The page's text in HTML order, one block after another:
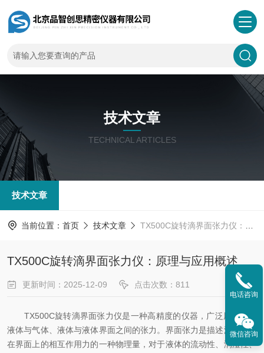
技术文章
TECHNICAL ARTICLES
技术文章
当前位置： 首页 技术文章 TX500C旋转滴界面张力仪：原理与应用概述
TX500C旋转滴界面张力仪：原理与应用概述
更新时间：2025-12-09 点击次数：811
TX500C旋转滴界面张力仪是一种高精度的仪器，广泛用于测量
液体与气体、液体与液体界面之间的张力。界面张力是描述液体分子
在界面上的相互作用力的一种物理量，对于液体的流动性、润湿性、
电话咨询
微信咨询